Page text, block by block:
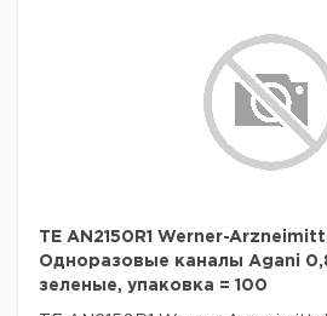
TE AN2150R1 Werner-
Одноразовые каналы Agani
зеленые, упаковка = 100